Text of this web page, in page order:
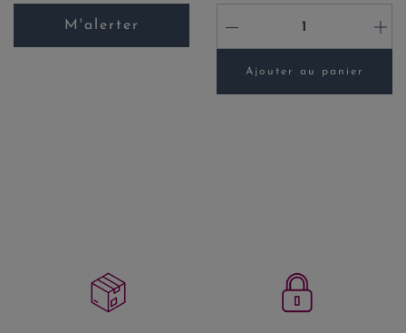
M'alerter - +
Ajouter au panier